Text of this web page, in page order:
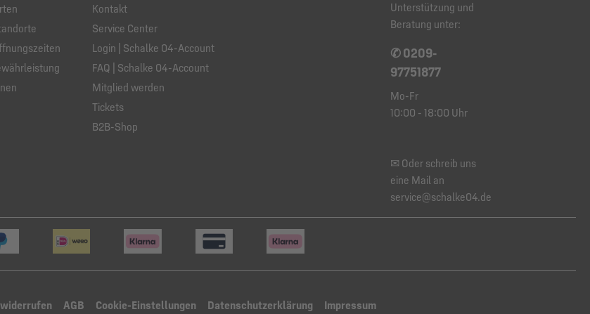
Kontakt
Service Center
Login | Schalke 04-Account
FAQ | Schalke 04-Account
Mitglied werden
Tickets
B2B-Shop
Unterstützung und
Beratung unter:
✆ 0209-
97751877
Mo-Fr
10:00 - 18:00 Uhr
✉ Oder schreib uns
eine Mail an
service@schalke04.de
AGB Cookie-Einstellungen Datenschutzerklärung Impressum